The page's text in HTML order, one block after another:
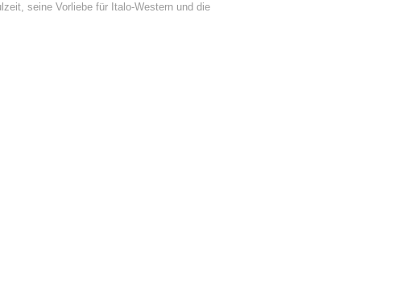
seine Vorliebe für Italo-Western und die